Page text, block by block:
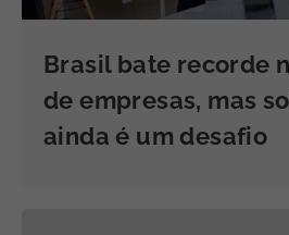
Brasil bate recorde
de empresas, mas
ainda é um desafio